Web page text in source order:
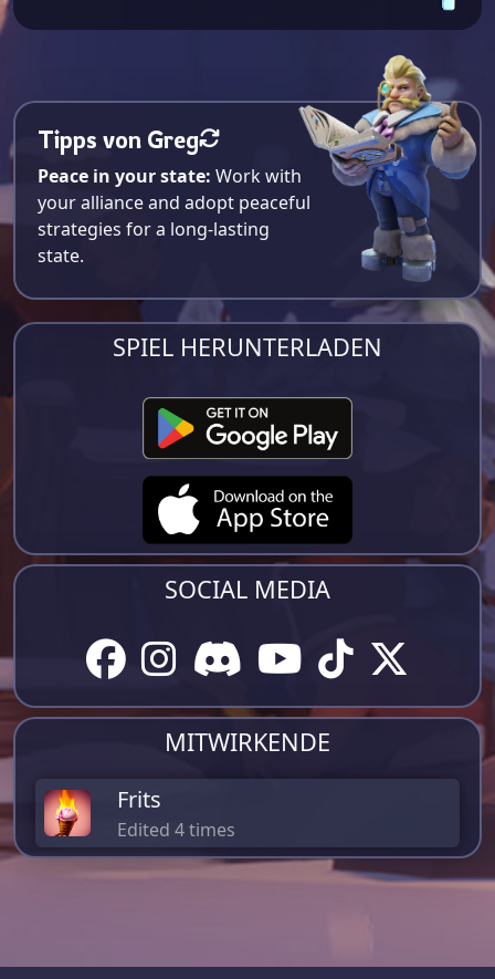
Tipps von Greg
Peace in your state: Work with
your alliance and adopt peaceful
strategies for a long-lasting
state.
SPIEL HERUNTERLADEN
SOCIAL MEDIA
MITWIRKENDE
Frits
Edited 4 times